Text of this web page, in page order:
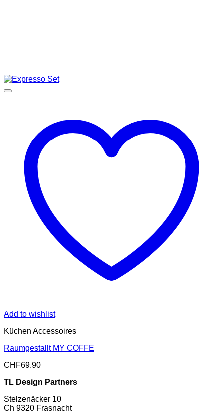
Add to wishlist
Küchen Accessoires
Raumgestallt MY COFFE
CHF69.90
TL Design Partners
Stelzenäcker 10
Ch 9320 Frasnacht